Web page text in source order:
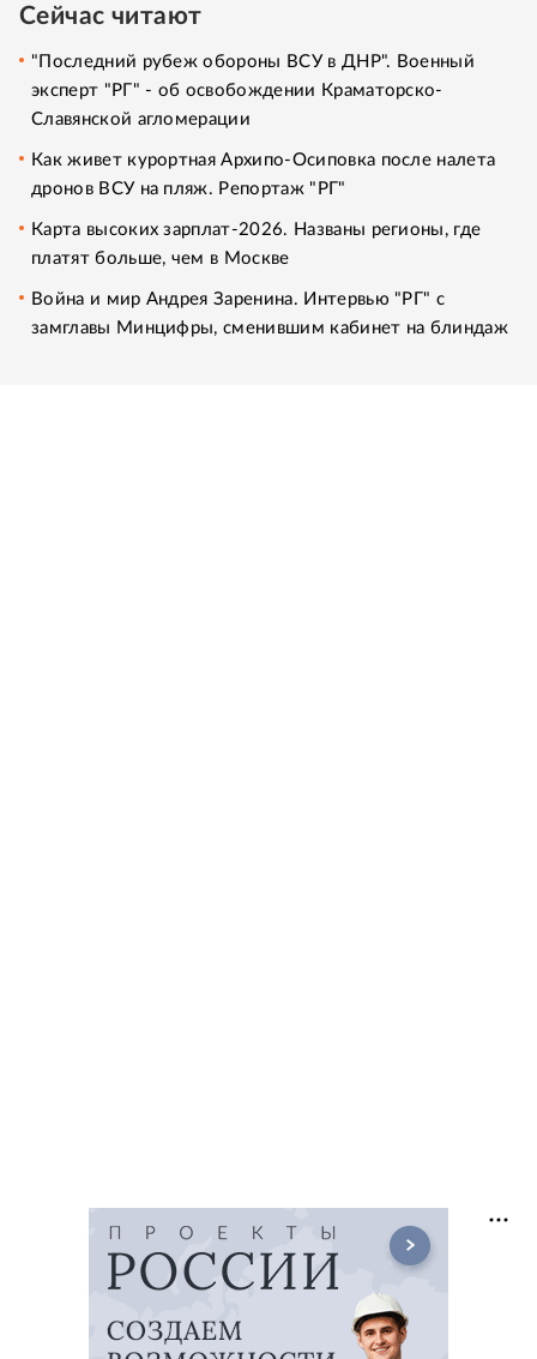
Сейчас читают
"Последний рубеж обороны ВСУ в ДНР". Военный
эксперт "РГ" - об освобождении Краматорско-
Славянской агломерации
Как живет курортная Архипо-Осиповка после налета
дронов ВСУ на пляж. Репортаж "РГ"
Карта высоких зарплат-2026. Названы регионы, где
платят больше, чем в Москве
Война и мир Андрея Заренина. Интервью "РГ" с
замглавы Минцифры, сменившим кабинет на блиндаж